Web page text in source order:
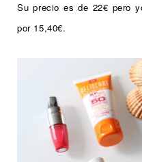
Su precio es de 22€ pero
por 15,40€.